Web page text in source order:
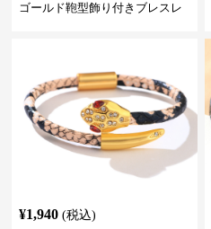
ゴールド鞄型飾り付きブレスレ
¥1,940 (税込)